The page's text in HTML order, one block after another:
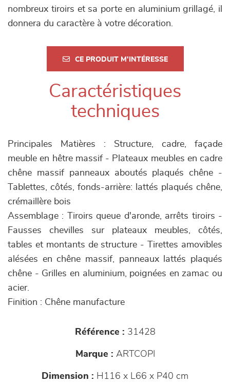
nombreux tiroirs et sa porte en aluminium grillagé, il
donnera du caractère à votre décoration.
CE PRODUIT M'INTÉRESSE
Caractéristiques
techniques
Principales Matières : Structure, cadre, façade
meuble en hêtre massif - Plateaux meubles en cadre
chêne massif panneaux aboutés plaqués chêne -
Tablettes, côtés, fonds-arrière: lattés plaqués chêne,
crémaillère bois
Assemblage : Tiroirs queue d'aronde, arrêts tiroirs -
Fausses chevilles sur plateaux meubles, côtés,
tables et montants de structure - Tirettes amovibles
alésées en chêne massif, panneaux lattés plaqués
chêne - Grilles en aluminium, poignées en zamac ou
acier.
Finition : Chêne manufacture
Référence : 31428
Marque : ARTCOPI
Dimension : H116 x L66 x P40 cm